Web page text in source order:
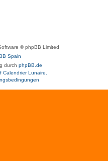
© phpBB Limited
Spain
durch phpBB.de
Calendrier Lunaire.